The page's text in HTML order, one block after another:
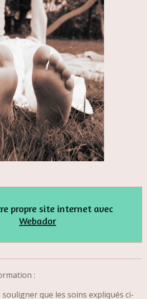
propre site internet avec
Webador
:
que les soins expliqués ci-